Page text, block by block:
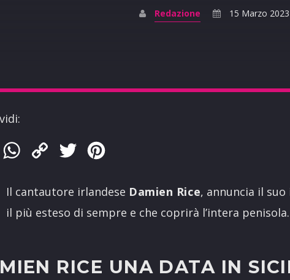
Redazione 15 Marzo 2023
FacebookWhatsApp
Copy
Twitter
Il cantautore irlandese Damien Rice, annuncia il
il più esteso di sempre e che coprirà l’intera penisola.
RICE UNA DATA IN